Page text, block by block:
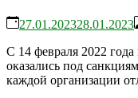
27.01.202328.01.2023
С 14 февраля 2022
оказались под
каждой организации